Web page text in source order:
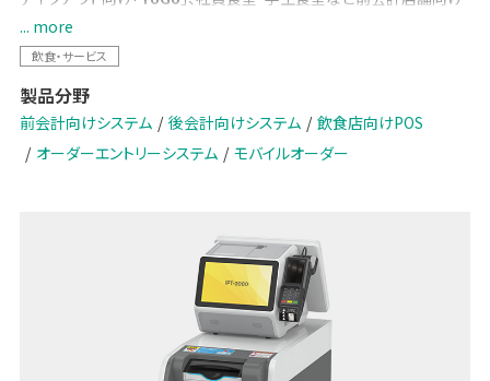
Dining
ラインアップし、店舗ごとの運営形態に応じた最適なモバイルオーダー
をご提案します。
お客様のスマートフォンからの注文を起点に、POSレジや券売機・厨房
システム・クラウドサービスとシームレスに連携。注文から調理、会計
まで店舗全体のオペレーションを効率化し、人手不足や店舗DXへの
... more
飲食・サービス
製品分野
前会計向けシステム 後会計向けシステム
飲食店向けPOS
オーダーエントリーシステム
モバイルオーダー